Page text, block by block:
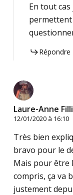
En tout
Répondre
Laure-Anne
12/01/2020 à 16:10
Très bien
bravo pour le
Mais pour être
compris, ça va
justement